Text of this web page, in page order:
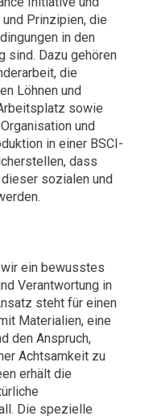
Prinzipien, die
in den
sind. Dazu gehören
die
Löhnen und
sowie
und
in einer BSCI-
dass
sozialen und
ein bewusstes
Verantwortung in
steht für einen
Materialien, eine
den Anspruch,
Achtsamkeit zu
erhält die
Die spezielle